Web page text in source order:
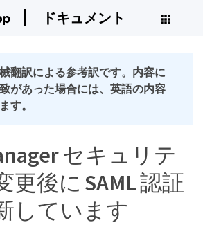
ドキュメント
翻訳による参考訳です。内容に
があった場合には、英語の内容
す。
セキュリテ
更後に SAML 認証
しています